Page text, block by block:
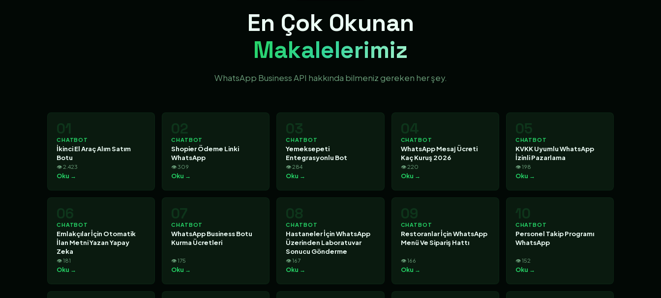
En Çok Okunan
Makalelerimiz
WhatsApp Business API hakkında bilmeniz gereken her şey.
01
CHATBOT
İkinci El Araç Alım Satım
Botu
👁 2.423
Oku →
02
CHATBOT
Shopier Ödeme Linki
WhatsApp
👁 309
Oku →
03
CHATBOT
Yemeksepeti
Entegrasyonlu Bot
👁 284
Oku →
04
CHATBOT
WhatsApp Mesaj Ücreti
Kaç Kuruş 2026
👁 220
Oku →
05
CHATBOT
KVKK Uyumlu WhatsApp
İzinli Pazarlama
👁 198
Oku →
06
CHATBOT
Emlakçılar İçin Otomatik
İlan Metni Yazan Yapay
Zeka
👁 181
Oku →
07
CHATBOT
WhatsApp Business Botu
Kurma Ücretleri
👁 175
Oku →
08
CHATBOT
Hastaneler İçin WhatsApp
Üzerinden Laboratuvar
Sonucu Gönderme
👁 167
Oku →
09
CHATBOT
Restoranlar İçin WhatsApp
Menü Ve Sipariş Hattı
👁 166
Oku →
10
CHATBOT
Personel Takip Programı
WhatsApp
👁 152
Oku →